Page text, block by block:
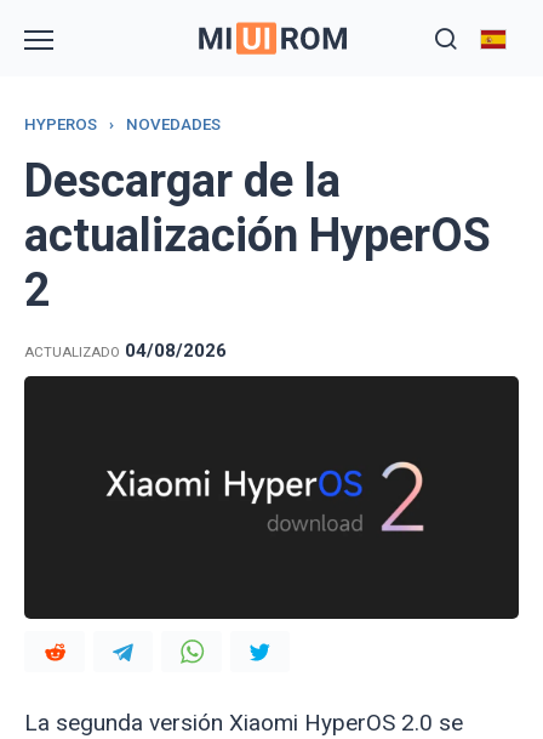
HYPEROS › NOVEDADES
Descargar de la
actualización HyperOS
2
ACTUALIZADO 04/08/2026
La segunda versión Xiaomi HyperOS 2.0 se